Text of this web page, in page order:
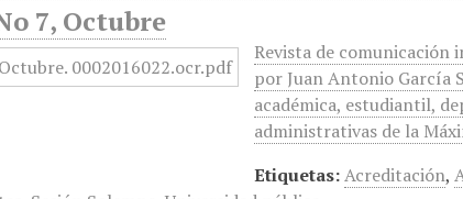
7, Octubre
Revista de comunicación
por Juan Antonio García
académica, estudiantil,
administrativas de la
Etiquetas:Acreditación,